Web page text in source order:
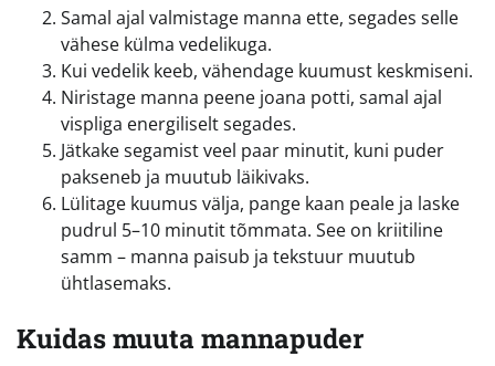
Samal ajal valmistage manna ette, segades selle
vähese külma vedelikuga.
Kui vedelik keeb, vähendage kuumust keskmiseni.
Niristage manna peene joana potti, samal ajal
vispliga energiliselt segades.
Jätkake segamist veel paar minutit, kuni puder
pakseneb ja muutub läikivaks.
Lülitage kuumus välja, pange kaan peale ja laske
pudrul 5–10 minutit tõmmata. See on kriitiline
samm – manna paisub ja tekstuur muutub
ühtlasemaks.
Kuidas muuta mannapuder